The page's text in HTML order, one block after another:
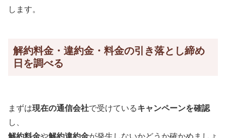
します。
解約料金・違約金・料金の引き落とし締め
日を調べる
まずは現在の通信会社で受けているキャンペーンを確認
し、
解約料金や解約違約金が発生しないかどうか確かめましょ